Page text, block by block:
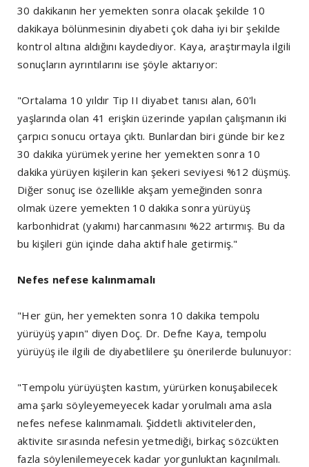
30 dakikanın her yemekten sonra olacak şekilde 10
dakikaya bölünmesinin diyabeti çok daha iyi bir şekilde
kontrol altına aldığını kaydediyor. Kaya, araştırmayla ilgili
sonuçların ayrıntılarını ise şöyle aktarıyor:
"Ortalama 10 yıldır Tip II diyabet tanısı alan, 60'lı
yaşlarında olan 41 erişkin üzerinde yapılan çalışmanın iki
çarpıcı sonucu ortaya çıktı. Bunlardan biri günde bir kez
30 dakika yürümek yerine her yemekten sonra 10
dakika yürüyen kişilerin kan şekeri seviyesi %12 düşmüş.
Diğer sonuç ise özellikle akşam yemeğinden sonra
olmak üzere yemekten 10 dakika sonra yürüyüş
karbonhidrat (yakımı) harcanmasını %22 artırmış. Bu da
bu kişileri gün içinde daha aktif hale getirmiş."
Nefes nefese kalınmamalı
"Her gün, her yemekten sonra 10 dakika tempolu
yürüyüş yapın" diyen Doç. Dr. Defne Kaya, tempolu
yürüyüş ile ilgili de diyabetlilere şu önerilerde bulunuyor:
"Tempolu yürüyüşten kastım, yürürken konuşabilecek
ama şarkı söyleyemeyecek kadar yorulmalı ama asla
nefes nefese kalınmamalı. Şiddetli aktivitelerden,
aktivite sırasında nefesin yetmediği, birkaç sözcükten
fazla söylenilemeyecek kadar yorgunluktan kaçınılmalı.